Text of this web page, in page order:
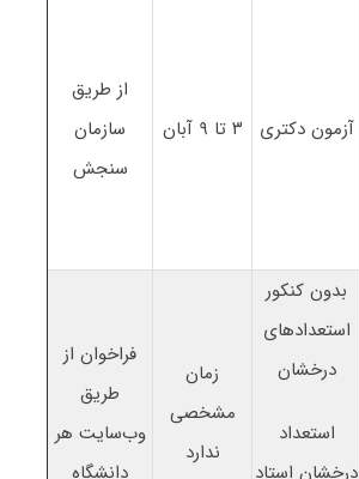
آزمون دکتری ۳ تا ۹ آبان
از طریق
سازمان
سنجش
بدون کنکور
استعدادهای
درخشان
استعداد
زمان
مشخصی
ندارد
فراخوان از
طریق
وب‌سایت هر